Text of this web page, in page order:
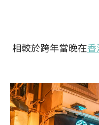
相較於跨年當晚在香